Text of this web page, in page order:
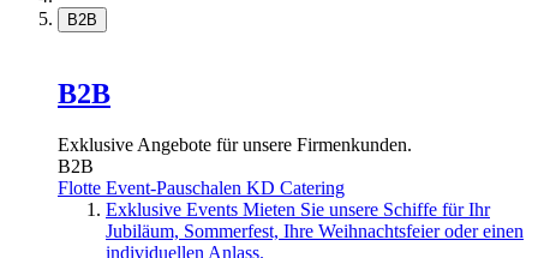
B2B
B2B
Exklusive Angebote für unsere Firmenkunden.
B2B
Flotte Event-Pauschalen KD Catering
Exklusive Events Mieten Sie unsere Schiffe für Ihr
Jubiläum, Sommerfest, Ihre Weihnachtsfeier oder einen
individuellen Anlass.